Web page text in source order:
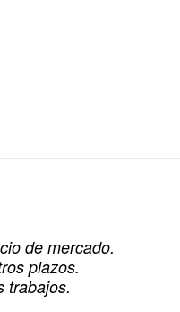
de mercado.
plazos.
trabajos.